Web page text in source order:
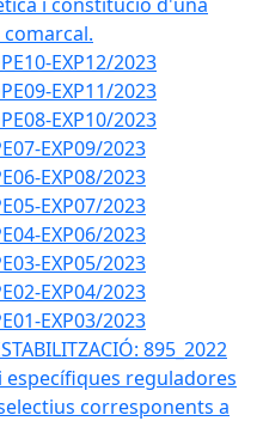
EXP12/2023
EXP11/2023
EXP10/2023
EXP09/2023
EXP08/2023
EXP07/2023
EXP06/2023
EXP05/2023
EXP04/2023
EXP03/2023
895_2022
específiques reguladores
corresponents a